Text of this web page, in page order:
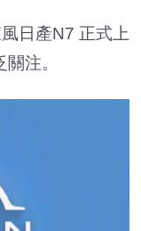
日產N7 正式上
注。